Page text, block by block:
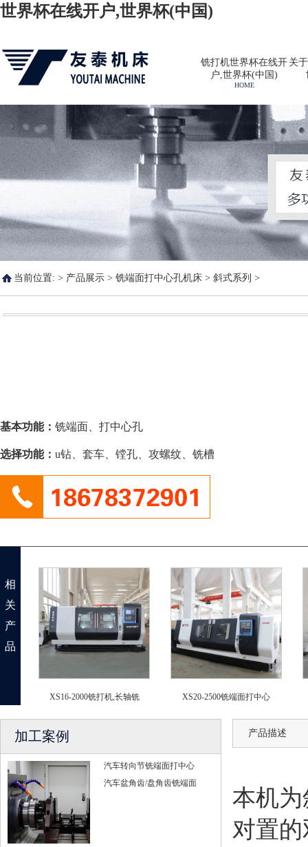
世界杯在线开户,世界杯(中国)
铣打机世界杯在线开
户,世界杯(中国)
HOME
关
当前位置: > 产品展示 > 铣端面打中心孔机床 > 斜式系列 >
基本功能： 铣端面、打中心孔
选择功能： u钻、套车、镗孔、攻螺纹、铣槽
相
关
产
品
XS16-2000铣打机,长轴铣 XS20-2500铣端面打中心
加工案例
汽车转向节铣端面打中心
汽车盆角齿/盘角齿铣端面
产品描述
本机
对置